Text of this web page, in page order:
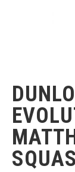
begin
van
de
afbeeldingen-
gallerij